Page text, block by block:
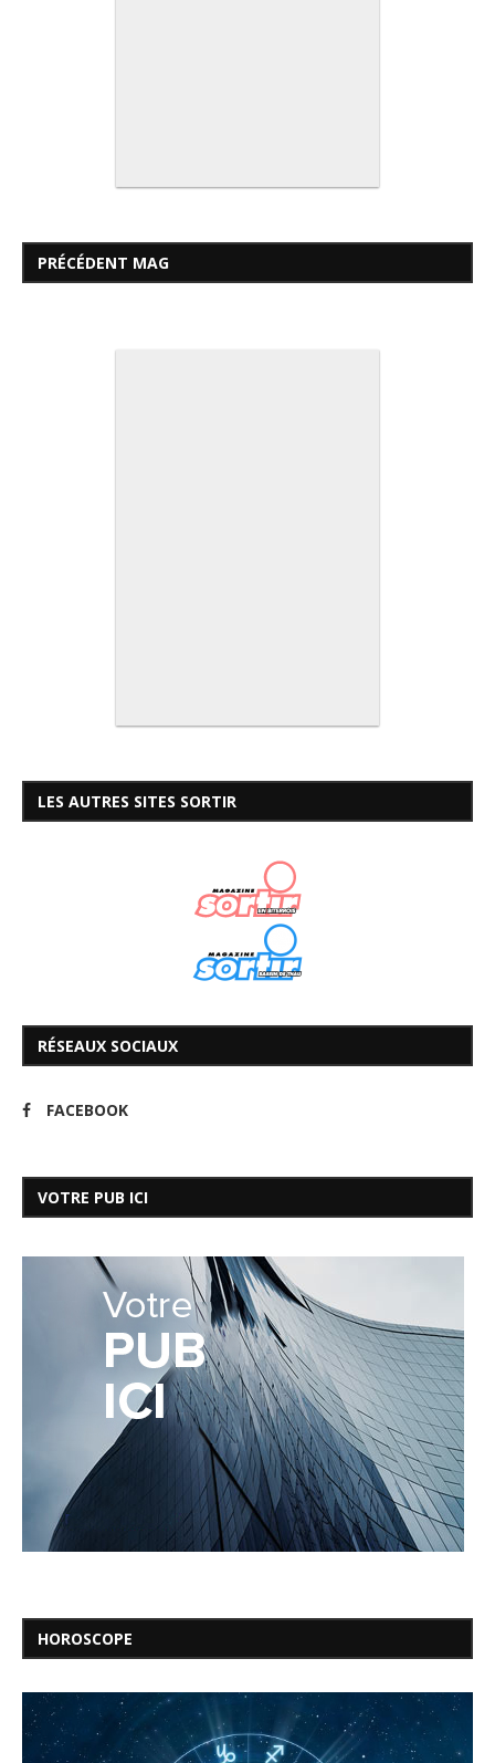
PRÉCÉDENT MAG
LES AUTRES SITES SORTIR
RÉSEAUX SOCIAUX
FACEBOOK
VOTRE PUB ICI
HOROSCOPE